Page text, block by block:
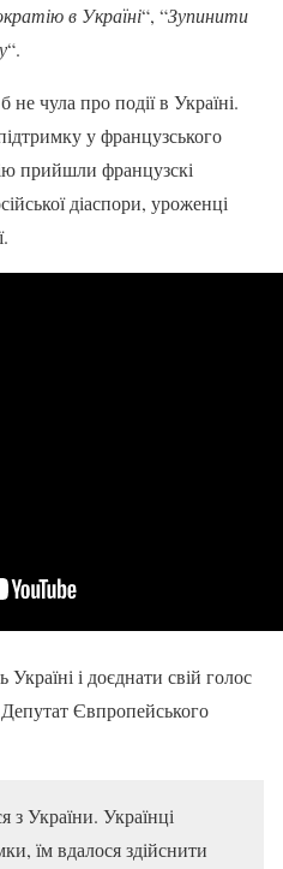
в Україні“, “Зупинити
“.
чула про події в Україні.
у французського
прийшли французскі
діаспори, уроженці
і доєднати свій голос
Євпропейського
з України. Українці
їм вдалося здійснити